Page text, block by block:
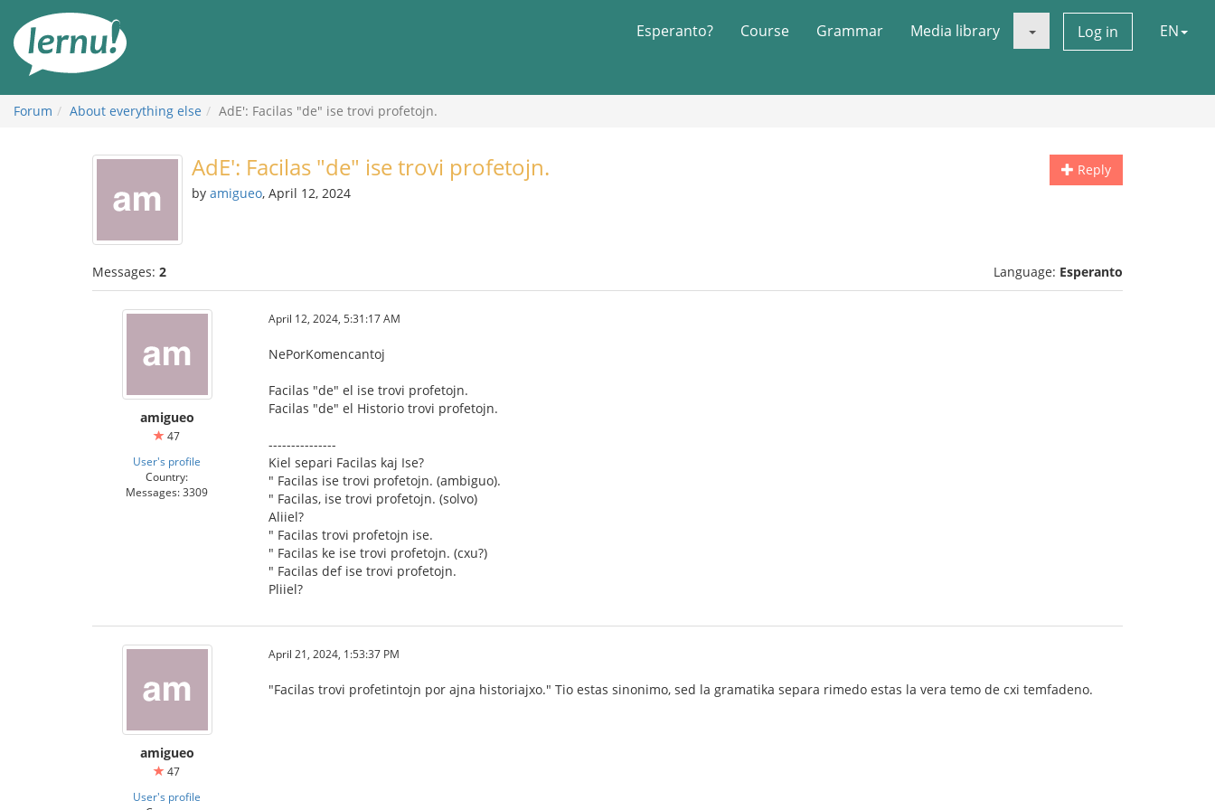
the
content
Esperanto? Course Grammar Media library Log in EN
Forum About everything else AdE': Facilas "de" ise trovi profetojn.
Reply
AdE': Facilas "de" ise trovi profetojn.
by amigueo, April 12, 2024
Messages: 2 Language: Esperanto
amigueo
47
User's profile
Country:
Messages: 3309
April 12, 2024, 5:31:17 AM
NePorKomencantoj
Facilas "de" el ise trovi profetojn.
Facilas "de" el Historio trovi profetojn.
---------------
Kiel separi Facilas kaj Ise?
" Facilas ise trovi profetojn. (ambiguo).
" Facilas, ise trovi profetojn. (solvo)
Aliiel?
" Facilas trovi profetojn ise.
" Facilas ke ise trovi profetojn. (cxu?)
" Facilas def ise trovi profetojn.
Pliiel?
amigueo
47
User's profile
April 21, 2024, 1:53:37 PM
"Facilas trovi profetintojn por ajna historiajxo." Tio estas sinonimo, sed la gramatika separa rimedo estas la vera temo de cxi temfadeno.